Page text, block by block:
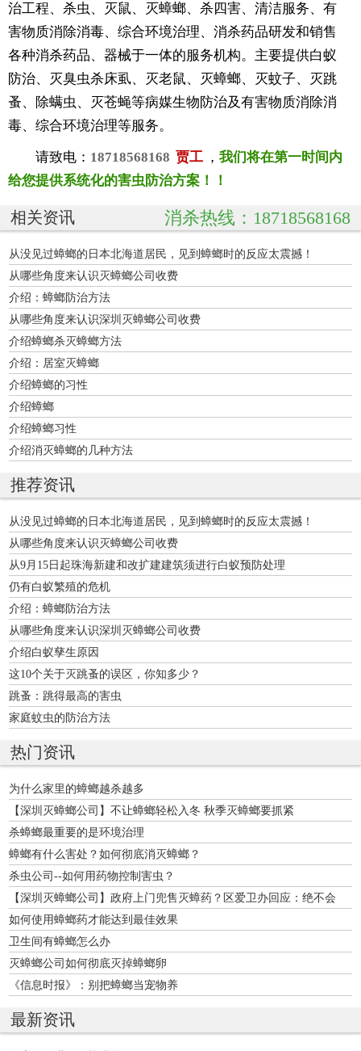
治工程、杀虫、灭鼠、灭蟑螂、杀四害、清洁服务、有
害物质消除消毒、综合环境治理、消杀药品研发和销售
各种消杀药品、器械于一体的服务机构。主要提供白蚁
防治、灭臭虫杀床虱、灭老鼠、灭蟑螂、灭蚊子、灭跳
蚤、除螨虫、灭苍蝇等病媒生物防治及有害物质消除消
毒、综合环境治理等服务。
请致电： 18718568168 贾工 ， 我们将在第一时间内
给您提供系统化的害虫防治方案！！
相关资讯 消杀热线：18718568168
从没见过蟑螂的日本北海道居民，见到蟑螂时的反应太震撼！
从哪些角度来认识灭蟑螂公司收费
介绍：蟑螂防治方法
从哪些角度来认识深圳灭蟑螂公司收费
介绍蟑螂杀灭蟑螂方法
介绍：居室灭蟑螂
介绍蟑螂的习性
介绍蟑螂
介绍蟑螂习性
介绍消灭蟑螂的几种方法
推荐资讯
从没见过蟑螂的日本北海道居民，见到蟑螂时的反应太震撼！
从哪些角度来认识灭蟑螂公司收费
从9月15日起珠海新建和改扩建建筑须进行白蚁预防处理
仍有白蚁繁殖的危机
介绍：蟑螂防治方法
从哪些角度来认识深圳灭蟑螂公司收费
介绍白蚁孳生原因
这10个关于灭跳蚤的误区，你知多少？
跳蚤：跳得最高的害虫
家庭蚊虫的防治方法
热门资讯
为什么家里的蟑螂越杀越多
【深圳灭蟑螂公司】不让蟑螂轻松入冬 秋季灭蟑螂要抓紧
杀蟑螂最重要的是环境治理
蟑螂有什么害处？如何彻底消灭蟑螂？
杀虫公司--如何用药物控制害虫？
【深圳灭蟑螂公司】政府上门兜售灭蟑药？区爱卫办回应：绝不会
如何使用蟑螂药才能达到最佳效果
卫生间有蟑螂怎么办
灭蟑螂公司如何彻底灭掉蟑螂卵
《信息时报》：别把蟑螂当宠物养
最新资讯